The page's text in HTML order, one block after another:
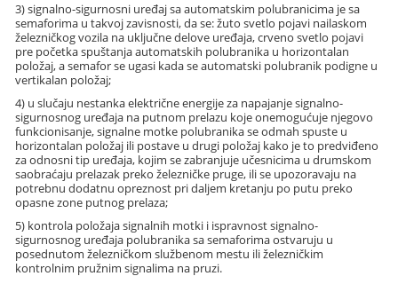
3) signalno-sigurnosni uređaj sa automatskim polubranicima je sa
semaforima u takvoj zavisnosti, da se: žuto svetlo pojavi nailaskom
železničkog vozila na uključne delove uređaja, crveno svetlo pojavi
pre početka spuštanja automatskih polubranika u horizontalan
položaj, a semafor se ugasi kada se automatski polubranik podigne u
vertikalan položaj;
4) u slučaju nestanka električne energije za napajanje signalno-
sigurnosnog uređaja na putnom prelazu koje onemogućuje njegovo
funkcionisanje, signalne motke polubranika se odmah spuste u
horizontalan položaj ili postave u drugi položaj kako je to predviđeno
za odnosni tip uređaja, kojim se zabranjuje učesnicima u drumskom
saobraćaju prelazak preko železničke pruge, ili se upozoravaju na
potrebnu dodatnu opreznost pri daljem kretanju po putu preko
opasne zone putnog prelaza;
5) kontrola položaja signalnih motki i ispravnost signalno-
sigurnosnog uređaja polubranika sa semaforima ostvaruju u
posednutom železničkom službenom mestu ili železničkim
kontrolnim pružnim signalima na pruzi.